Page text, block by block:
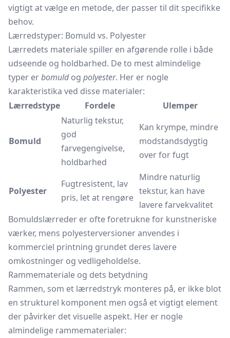
vigtigt at vælge en metode, der passer til dit specifikke
behov.
Lærredstyper: Bomuld vs. Polyester
Lærredets materiale spiller en afgørende rolle i både
udseende og holdbarhed. De to mest almindelige
typer erbomuldog polyester. Her er nogle
karakteristika ved disse materialer:
Lærredstype
Fordele Ulemper
Bomuld
Naturlig tekstur,
god
farvegengivelse,
holdbarhed
Kan krympe, mindre
modstandsdygtig
over for fugt
Polyester
Fugtresistent, lav
pris, let at rengøre
Mindre naturlig
tekstur, kan have
lavere farvekvalitet
Bomuldslærreder er ofte foretrukne for kunstneriske
værker, mens polyesterversioner anvendes i
kommerciel printning grundet deres lavere
omkostninger og vedligeholdelse.
Rammemateriale og dets betydning
Rammen, som et lærredstryk monteres på, er ikke blot
en strukturel komponent men også et vigtigt element
der påvirker det visuelle aspekt. Her er nogle
almindelige rammematerialer: